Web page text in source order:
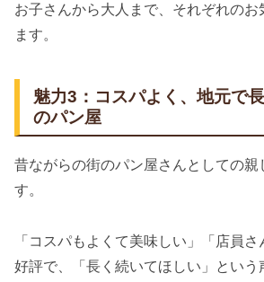
お子さんから大人まで、それぞれのお
ます。
魅力3：コスパよく、地元で
のパン屋
昔ながらの街のパン屋さんとしての親
す。
「コスパもよくて美味しい」「店員
好評で、「長く続いてほしい」という